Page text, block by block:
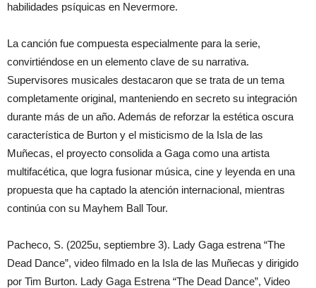
habilidades psíquicas en Nevermore.
La canción fue compuesta especialmente para la serie,
convirtiéndose en un elemento clave de su narrativa.
Supervisores musicales destacaron que se trata de un tema
completamente original, manteniendo en secreto su integración
durante más de un año. Además de reforzar la estética oscura
característica de Burton y el misticismo de la Isla de las
Muñecas, el proyecto consolida a Gaga como una artista
multifacética, que logra fusionar música, cine y leyenda en una
propuesta que ha captado la atención internacional, mientras
continúa con su Mayhem Ball Tour.
Pacheco, S. (2025u, septiembre 3). Lady Gaga estrena “The
Dead Dance”, video filmado en la Isla de las Muñecas y dirigido
por Tim Burton. Lady Gaga Estrena “The Dead Dance”, Video